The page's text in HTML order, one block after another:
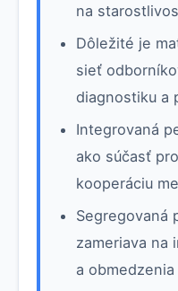
na
Dôležité je
sieť
diagnostiku a
Integrovaná
ako súčasť
kooperáciu
Segregovaná
zameriava na
a